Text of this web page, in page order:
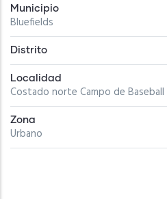
Municipio
Bluefields
Distrito
Localidad
Costado norte Campo de Baseball
Zona
Urbano